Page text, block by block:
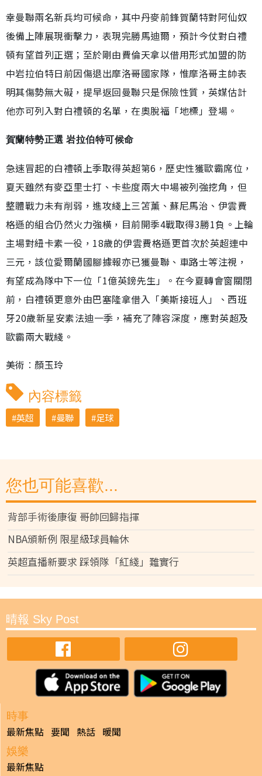
幸曼聯兩名新兵均可候命，其中丹麥前鋒賀蘭特對阿仙奴
後備上陣展現衝擊力，表現完勝馬迪爾，預計今仗對白禮
頓有望首列正選；至於剛由費倫天拿以借用形式加盟的防
中岩拉伯特日前因傷退出摩洛哥國家隊，惟摩洛哥主帥表
明其傷勢無大礙，提早返回曼聯只是保險性質，英媒估計
他亦可列入對白禮頓的名單，在奧脫福「地標」登場。
賀蘭特勢正選 岩拉伯特可候命
急速冒起的白禮頓上季取得英超第6，歷史性獲歐霸席位，
夏天雖然有麥亞里士打、卡些度兩大中場被列強挖角，但
整體戰力未有削弱，進攻綫上三笘薰、蘇尼馬治、伊雲費
格遜的組合仍然火力強橫，目前開季4戰取得3勝1負。上輪
主場對紐卡素一役，18歲的伊雲費格遜更首次於英超連中
三元，該位愛爾蘭國腳據報亦已獲曼聯、車路士等注視，
有望成為隊中下一位「1億英鎊先生」。在今夏轉會窗關閉
前，白禮頓更意外由巴塞隆拿借入「美斯接班人」、西班
牙20歲新星安素法迪一季，補充了陣容深度，應對英超及
歐霸兩大戰綫。
美術︰顏玉玲
內容標籤
英超 曼聯 足球
您也可能喜歡...
背部手術後康復 哥帥回歸指揮
NBA頒新例 限星級球員輪休
英超直播新要求 踩領隊「紅綫」難實行
晴報 Sky Post
時事
最新焦點 要聞 熱話 暖聞
娛樂
最新焦點